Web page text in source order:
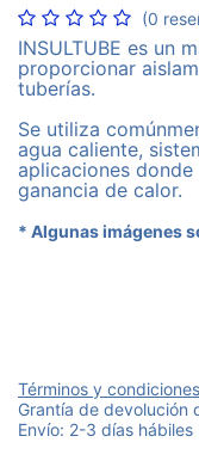
(0
INSULTUBE es un
proporcionar
tuberías.
Se utiliza
agua caliente,
aplicaciones
ganancia de calor.
* Algunas imágenes
Términos y condiciones
Grantía de devolución
Envío: 2-3 días hábiles